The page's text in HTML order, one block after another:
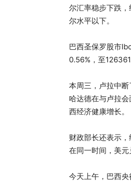
尔汇率稳步下跌
尔水平以下。
巴西圣保罗股市
0.56%，至
本周三，卢拉中
哈达德在与卢拉
西经济健康增长。
财政部长还表示
在同一时间，美元
今天上午，巴西